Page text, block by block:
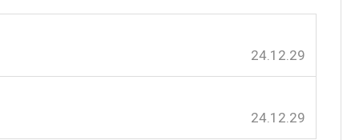
24.12.29
24.12.29